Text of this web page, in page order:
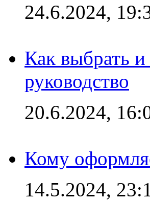
24.6.2024,
Как выбрать и
руководство
20.6.2024,
Кому
14.5.2024,